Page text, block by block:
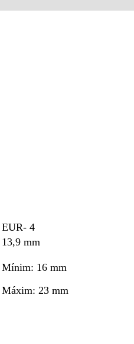
EUR- 4
13,9 mm
Mínim: 16 mm
Máxim: 23 mm